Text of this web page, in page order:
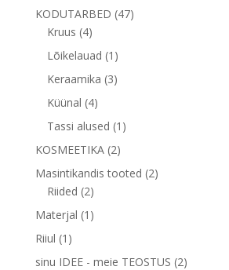
KODUTARBED 4747
Kruus 44
toodet
Lõikelauad 1 1
toode
Keraamika 33
Küünal 44
toodet
Tassi alused 1 1
KOSMEETIKA 22
toodet
Masintikandis tooted 22
Riided 22
toodet
Materjal 1 1
Riiul 1 1
toode
sinu IDEE - meie TEOSTUS 22